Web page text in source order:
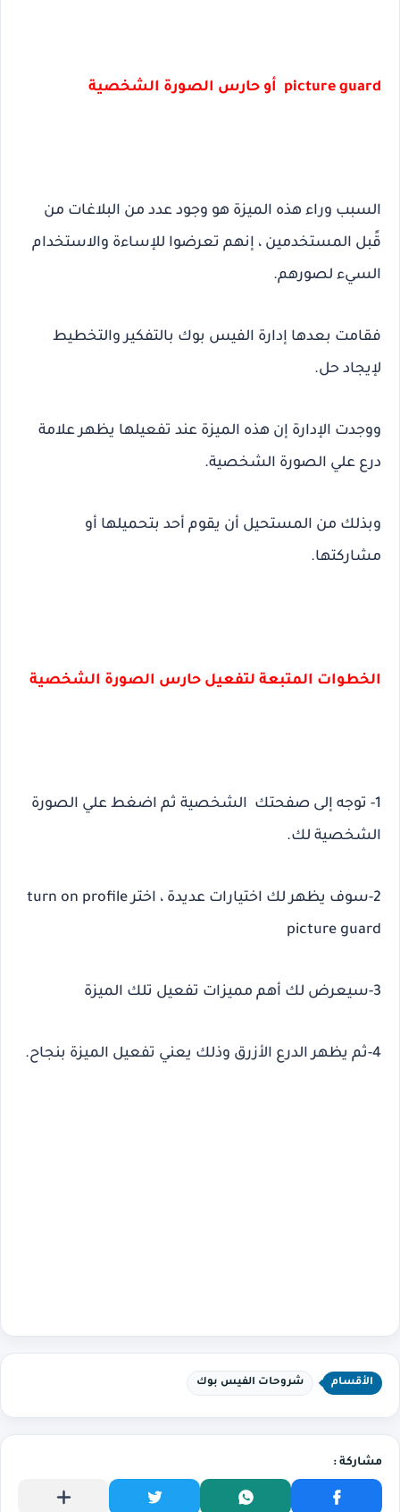
picture guard أو حارس الصورة الشخصية
السبب وراء هذه الميزة هو وجود عدد من البلاغات من
قًبل المستخدمين ، إنهم تعرضوا للإساءة والاستخدام
السيء لصورهم.
فقامت بعدها إدارة الفيس بوك بالتفكير والتخطيط
لإيجاد حل.
ووجدت الإدارة إن هذه الميزة عند تفعيلها يظهر علامة
درع علي الصورة الشخصية.
وبذلك من المستحيل أن يقوم أحد بتحميلها أو
مشاركتها.
الخطوات المتبعة لتفعيل حارس الصورة الشخصية
1- توجه إلى صفحتك الشخصية ثم اضغط علي الصورة
الشخصية لك.
2-سوف يظهر لك اختيارات عديدة ، اختر turn on profile
picture guard
3-سيعرض لك أهم مميزات تفعيل تلك الميزة
4-ثم يظهر الدرع الأزرق وذلك يعني تفعيل الميزة بنجاح.
الأقسام شروحات الفيس بوك